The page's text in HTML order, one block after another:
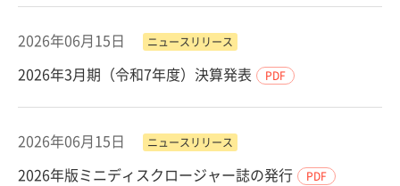
2026年06月15日 ニュースリリース
2026年3月期（令和7年度）決算発表 PDF
2026年06月15日 ニュースリリース
2026年版ミニディスクロージャー誌の発行 PDF